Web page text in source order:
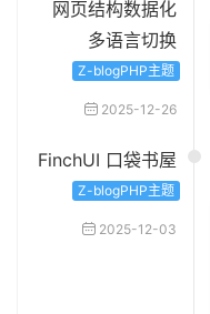
网页结构数据化
多语言切换
Z-blogPHP主题
2025-12-26
FinchUI 口袋书屋
Z-blogPHP主题
2025-12-03